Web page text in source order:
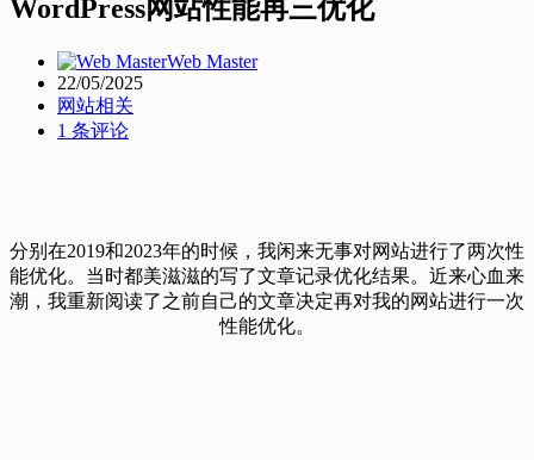
WordPress网站性能再三优化
Web Master
22/05/2025
网站相关
1 条评论
分别在2019和2023年的时候，我闲来无事对网站进行了两次性
能优化。当时都美滋滋的写了文章记录优化结果。近来心血来
潮，我重新阅读了之前自己的文章决定再对我的网站进行一次
性能优化。